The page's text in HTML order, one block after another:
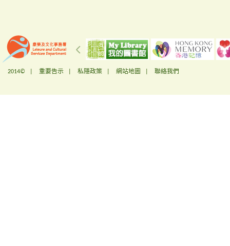
2014© | 重要告示 私隱政策 網站地圖 聯絡我們